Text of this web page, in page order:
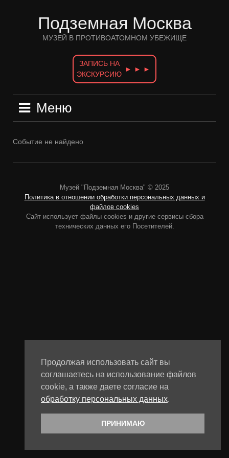
Подземная Москва
МУЗЕЙ В ПРОТИВОАТОМНОМ УБЕЖИЩЕ
ЗАПИСЬ НА
ЭКСКУРСИЮ
► ► ►
Меню
Событие не найдено
Музей "Подземная Москва" © 2025
Политика в отношении обработки персональных данных и
файлов cookies
Сайт использует файлы cookies и другие сервисы сбора
технических данных его Посетителей.
Продолжая использовать сайт вы
соглашаетесь на использование файлов
cookie, а также даете согласие на
обработку персональных данных.
ПРИНИМАЮ